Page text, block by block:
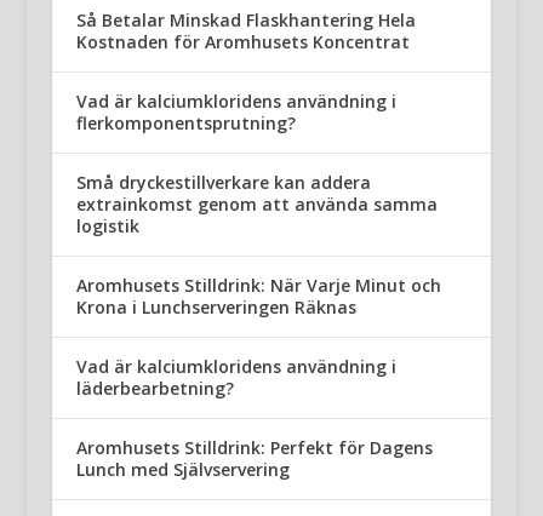
Så Betalar Minskad Flaskhantering Hela
Kostnaden för Aromhusets Koncentrat
Vad är kalciumkloridens användning i
flerkomponentsprutning?
Små dryckestillverkare kan addera
extrainkomst genom att använda samma
logistik
Aromhusets Stilldrink: När Varje Minut och
Krona i Lunchserveringen Räknas
Vad är kalciumkloridens användning i
läderbearbetning?
Aromhusets Stilldrink: Perfekt för Dagens
Lunch med Självservering